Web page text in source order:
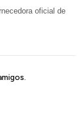
oficial de